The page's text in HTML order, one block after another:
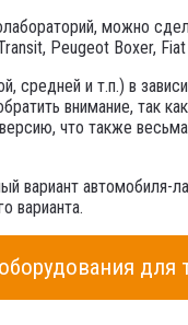
можно
Peugeot Boxer,
и т.п.) в
внимание, так
что также
автомобиля-
варианта.
для